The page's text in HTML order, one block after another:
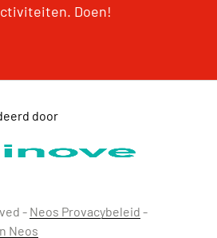
Doen!
door
- Neos Provacybeleid -
Neos